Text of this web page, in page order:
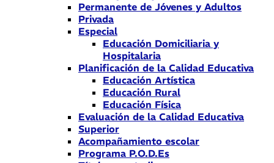
Permanente de Jóvenes y Adultos
Privada
Especial
Educación Domiciliaria y
Hospitalaria
Planificación de la Calidad Educativa
Educación Artística
Educación Rural
Educación Física
Evaluación de la Calidad Educativa
Superior
Acompañamiento escolar
Programa P.O.D.Es